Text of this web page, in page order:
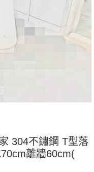
304不鏽鋼 T型落
離牆60cm(